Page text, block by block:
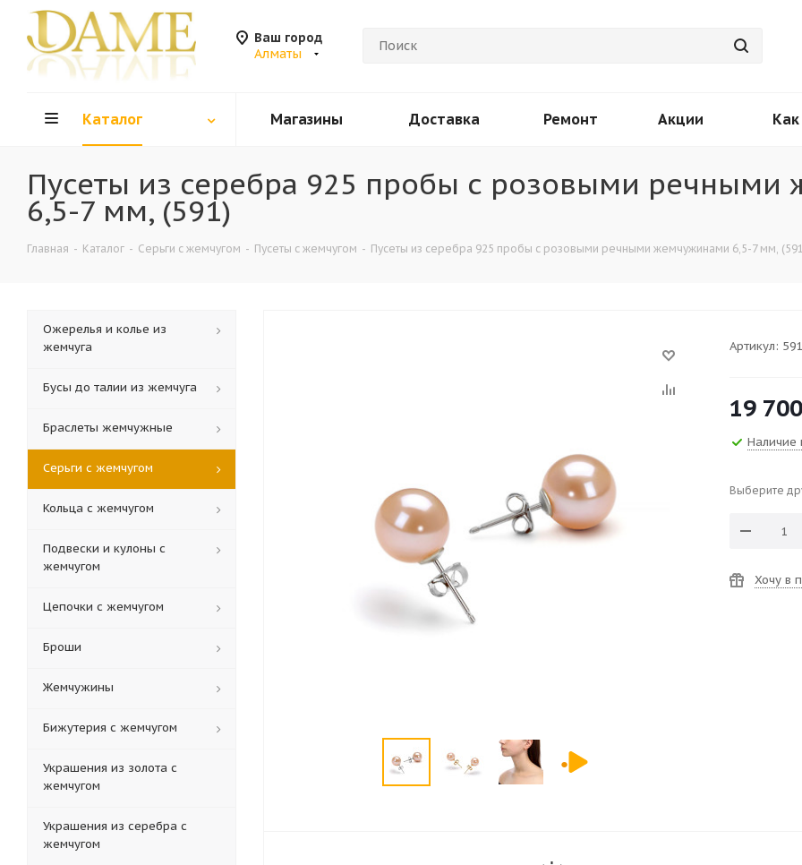
Ваш город
Алматы
Каталог Магазины Доставка Ремонт Акции Как
Пусеты из серебра 925 пробы с розовыми
6,5-7 мм, (591)
Главная - Каталог - Серьги с жемчугом - Пусеты с жемчугом - Пусеты из серебра 925 пробы с розовыми речными жемчужинами 6,5-7 мм,
Артикул:
19 700
Наличие
Выберите
Хочу в
Ожерелья и колье из
жемчуга
Бусы до талии из жемчуга
Браслеты жемчужные
Серьги с жемчугом
Кольца c жемчугом
Подвески и кулоны с
жемчугом
Цепочки с жемчугом
Броши
Жемчужины
Бижутерия с жемчугом
Украшения из золота с
жемчугом
Украшения из серебра с
жемчугом